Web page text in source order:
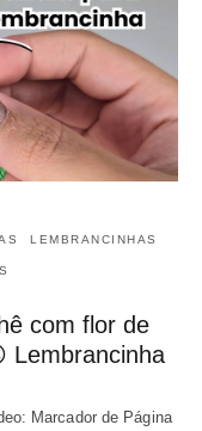
LEMBRANCINHAS
com flor de
Lembrancinha
Marcador de Página